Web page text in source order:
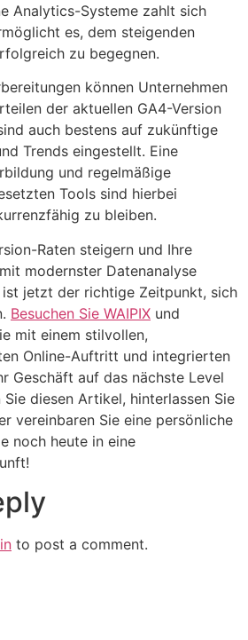
Analytics-Systeme zahlt sich
es, dem steigenden
zu begegnen.
können Unternehmen
der aktuellen GA4-Version
auch bestens auf zukünftige
Trends eingestellt. Eine
und regelmäßige
Tools sind hierbei
zu bleiben.
Raten steigern und Ihre
modernster Datenanalyse
jetzt der richtige Zeitpunkt, sich
Besuchen Sie WAIPIX und
mit einem stilvollen,
Online-Auftritt und integrierten
Geschäft auf das nächste Level
Sie diesen Artikel, hinterlassen Sie
vereinbaren Sie eine persönliche
noch heute in eine
to post a comment.